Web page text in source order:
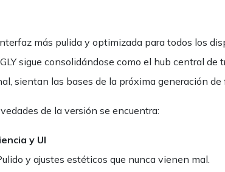
más pulida y optimizada para todos los
sigue consolidándose como el hub central
sientan las bases de la próxima generación
de la versión se encuentra:
y UI
y ajustes estéticos que nunca vienen mal.